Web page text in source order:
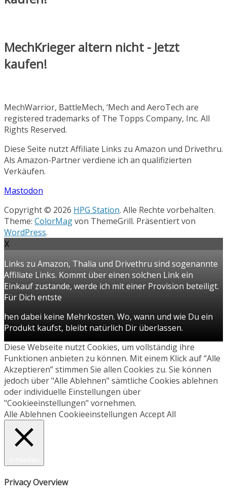
MechKrieger altern nicht - Jetzt
kaufen!
MechWarrior, BattleMech, ‘Mech and AeroTech are
registered trademarks of The Topps Company, Inc. All
Rights Reserved.
Diese Seite nutzt Affiliate Links zu Amazon und Drivethru.
Als Amazon-Partner verdiene ich an qualifizierten
Verkäufen.
Mastodon
Copyright © 2026 HPG Station. Alle Rechte vorbehalten.
Theme: ColorMagvon ThemeGrill. Präsentiert von
WordPress.
X
Links zu Amazon, Thalia und Drivethru sind sogenannte
Affiliate Links. Kommt über einen solchen Link ein
Einkauf zustande, werde ich mit einer Provision beteiligt.
Für Dich entste
hen dabei keine Mehrkosten. Wo, wann und wie Du ein
Produkt kaufst, bleibt natürlich Dir überlassen.
Diese Webseite nutzt Cookies, um vollständig ihre
Funktionen anbieten zu können. Mit einem Klick auf “Alle
Akzeptieren” stimmen Sie allen Cookies zu. Sie können
jedoch über "Alle Ablehnen" sämtliche Cookies ablehnen
oder individuelle Einstellungen über
"Cookieeinstellungen" vornehmen.
Alle Ablehnen Cookieeinstellungen Accept All
Privacy Overview